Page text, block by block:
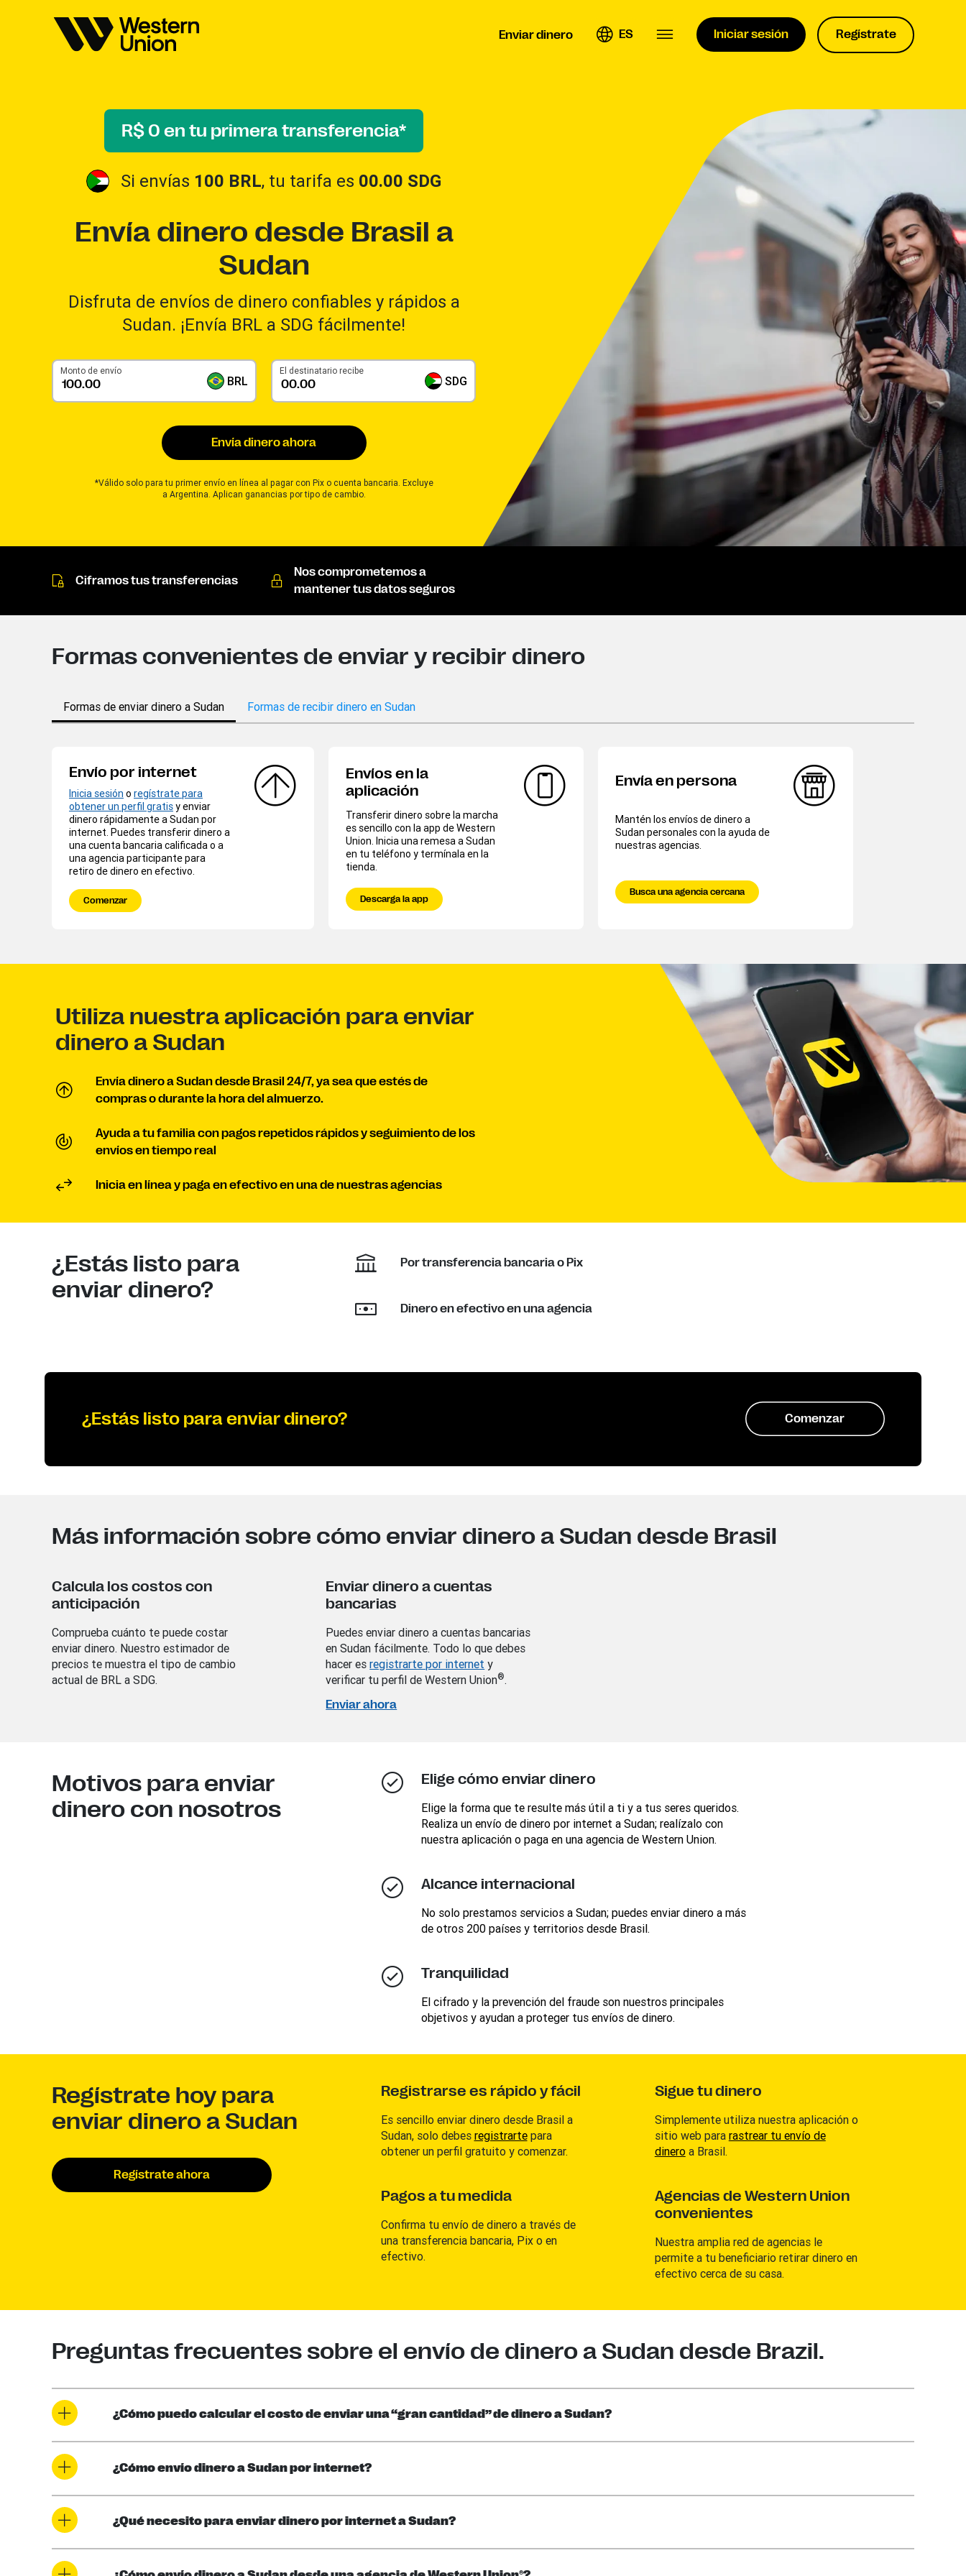
Enviar dinero ES Iniciar sesión Regístrate
R$ 0 en tu primera transferencia*
Si envías 100 BRL, tu tarifa es 00.00 SDG
Envía dinero desde Brasil a
Sudan
Disfruta de envíos de dinero confiables y rápidos a
Sudan. ¡Envía BRL a SDG fácilmente!
Monto de envío
BRL
El destinatario recibe
SDG
Envía dinero ahora
*Válido solo para tu primer envío en línea al pagar con Pix o cuenta bancaria. Excluye
a Argentina. Aplican ganancias por tipo de cambio.
Ciframos tus transferencias
Nos comprometemos a
mantener tus datos seguros
Formas convenientes de enviar y recibir dinero
Formas de enviar dinero a Sudan Formas de recibir dinero en Sudan
Envío por internet
Inicia sesión o regístrate para
obtener un perfil gratisy enviar
dinero rápidamente a Sudan por
internet. Puedes transferir dinero a
una cuenta bancaria calificada o a
una agencia participante para
retiro de dinero en efectivo.
Comenzar
Envíos en la
aplicación
Transferir dinero sobre la marcha
es sencillo con la app de Western
Union. Inicia una remesa a Sudan
en tu teléfono y termínala en la
tienda.
Descarga la app​
Envía en persona
Mantén los envíos de dinero a
Sudan personales con la ayuda de
nuestras agencias.
Busca una agencia cercana
Utiliza nuestra aplicación para enviar
dinero a Sudan
Envía dinero a Sudan desde Brasil 24/7, ya sea que estés de
compras o durante la hora del almuerzo.
Ayuda a tu familia con pagos repetidos rápidos y seguimiento de los
envíos en tiempo real
Inicia en línea y paga en efectivo en una de nuestras agencias
¿Estás listo para
enviar dinero?
Por transferencia bancaria o Pix
Dinero en efectivo en una agencia
¿Estás listo para enviar dinero? Comenzar
Más información sobre cómo enviar dinero a Sudan desde Brasil
Calcula los costos con
anticipación
Comprueba cuánto te puede costar
enviar dinero. Nuestro estimador de
precios te muestra el tipo de cambio
actual de BRL a SDG.
Enviar dinero a cuentas
bancarias
Puedes enviar dinero a cuentas bancarias
en Sudan fácilmente. Todo lo que debes
hacer esregistrarte por internet y
verificar tu perfil de Western Union®.
Enviar ahora
Motivos para enviar
dinero con nosotros
Elige cómo enviar dinero
Elige la forma que te resulte más útil a ti y a tus seres queridos.
Realiza un envío de dinero por internet a Sudan; realízalo con
nuestra aplicación o paga en una agencia de Western Union.
Alcance internacional
No solo prestamos servicios a Sudan; puedes enviar dinero a más
de otros 200 países y territorios desde Brasil.
Tranquilidad
El cifrado y la prevención del fraude son nuestros principales
objetivos y ayudan a proteger tus envíos de dinero.
Regístrate hoy para
enviar dinero a Sudan
Regístrate ahora
Registrarse es rápido y fácil
Es sencillo enviar dinero desde Brasil a
Sudan, solo debes registrartepara
obtener un perfil gratuito y comenzar.
Pagos a tu medida
Confirma tu envío de dinero a través de
una transferencia bancaria, Pix o en
efectivo.
Sigue tu dinero
Simplemente utiliza nuestra aplicación o
sitio web para rastrear tu envío de
dineroa Brasil.
Agencias de Western Union
convenientes
Nuestra amplia red de agencias le
permite a tu beneficiario retirar dinero en
efectivo cerca de su casa.
Preguntas frecuentes sobre el envío de dinero a Sudan desde Brazil.
¿Cómo puedo calcular el costo de enviar una “gran cantidad” de dinero a Sudan?
¿Cómo envío dinero a Sudan por internet?
¿Qué necesito para enviar dinero por internet a Sudan?